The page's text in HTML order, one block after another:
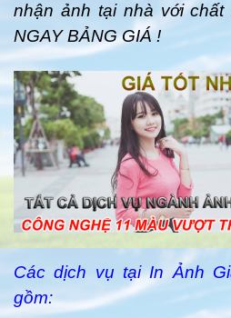
nhận ảnh tại nhà với chất
NGAY BẢNG GIÁ !
Các dịch vụ tại In Ảnh
gồm: